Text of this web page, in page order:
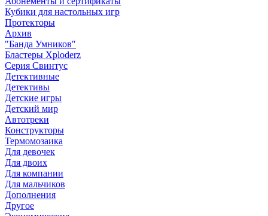
Кубики для настольных игр
Протекторы
Архив
"Банда Умников"
Бластеры Xploderz
Cерия Свинтус
Детективные
Детективы
Детские игры
Детский мир
Автотреки
Конструкторы
Термомозаика
Для девочек
Для двоих
Для компании
Для мальчиков
Дополнения
Другое